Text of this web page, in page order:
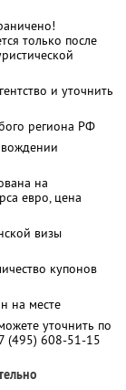
только после
и уточнить
региона РФ
на
евро, цена
визы
купонов
на месте
уточнить по
(495) 608-51-15